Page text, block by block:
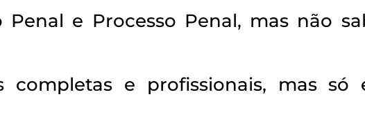
e Processo Penal, mas não
completas e profissionais, mas só